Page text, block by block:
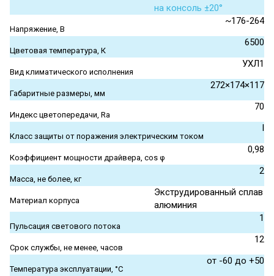
на консоль ±20°
Напряжение, В
~176-264
Цветовая температура, К
6500
Вид климатического исполнения
УХЛ1
Габаритные размеры, мм
272×174×117
Индекс цветопередачи, Ra
70
Класс защиты от поражения электрическим током
I
Коэффициент мощности драйвера, cos φ
0,98
Масса, не более, кг
2
Материал корпуса
Экструдированный сплав
алюминия
Пульсация светового потока
1
Срок службы, не менее, часов
12
Температура эксплуатации, °С
от -60 до +50